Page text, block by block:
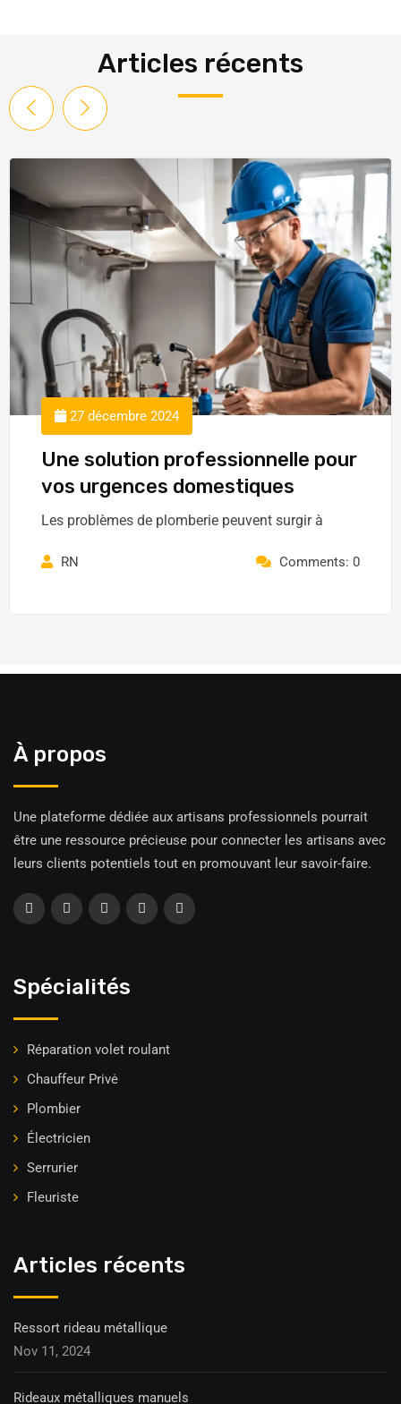
Articles récents
27 décembre 2024
Une solution professionnelle pour
vos urgences domestiques
Les problèmes de plomberie peuvent surgir à
RN Comments: 0
À propos
Une plateforme dédiée aux artisans professionnels pourrait
être une ressource précieuse pour connecter les artisans avec
leurs clients potentiels tout en promouvant leur savoir-faire.
Spécialités
Réparation volet roulant
Chauffeur Privė
Plombier
Électricien
Serrurier
Fleuriste
Articles récents
Ressort rideau métallique
Nov 11, 2024
Rideaux métalliques manuels